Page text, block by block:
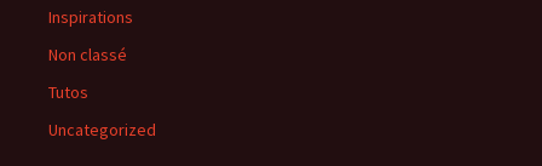
Inspirations
Non classé
Tutos
Uncategorized